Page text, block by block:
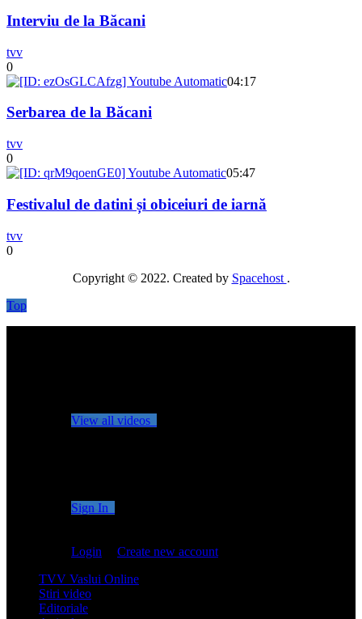
Interviu de la Băcani
tvv
0
04:17
Serbarea de la Băcani
tvv
0
05:47
Festivalul de datini și obiceiuri de iarnă
tvv
0
Copyright © 2022. Created by Spacehost .
Top
View all videos
Sign In
Login
Create new account
TVV Vaslui Online
Stiri video
Editoriale